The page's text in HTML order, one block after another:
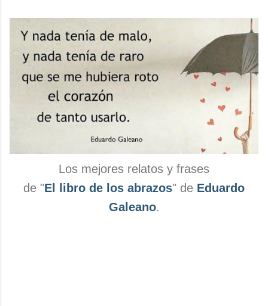
Los mejores relatos y frases
de "El libro de los abrazos" de Eduardo
Galeano.